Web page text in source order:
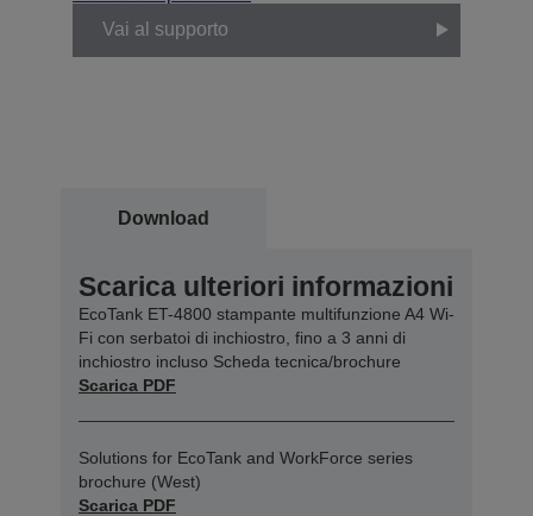
Vai al supporto
Download
Scarica ulteriori informazioni
EcoTank ET-4800 stampante multifunzione A4 Wi-
Fi con serbatoi di inchiostro, fino a 3 anni di
inchiostro incluso Scheda tecnica/brochure
Scarica PDF
Solutions for EcoTank and WorkForce series
brochure (West)
Scarica PDF